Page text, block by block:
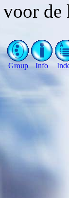
voor de
Group Info